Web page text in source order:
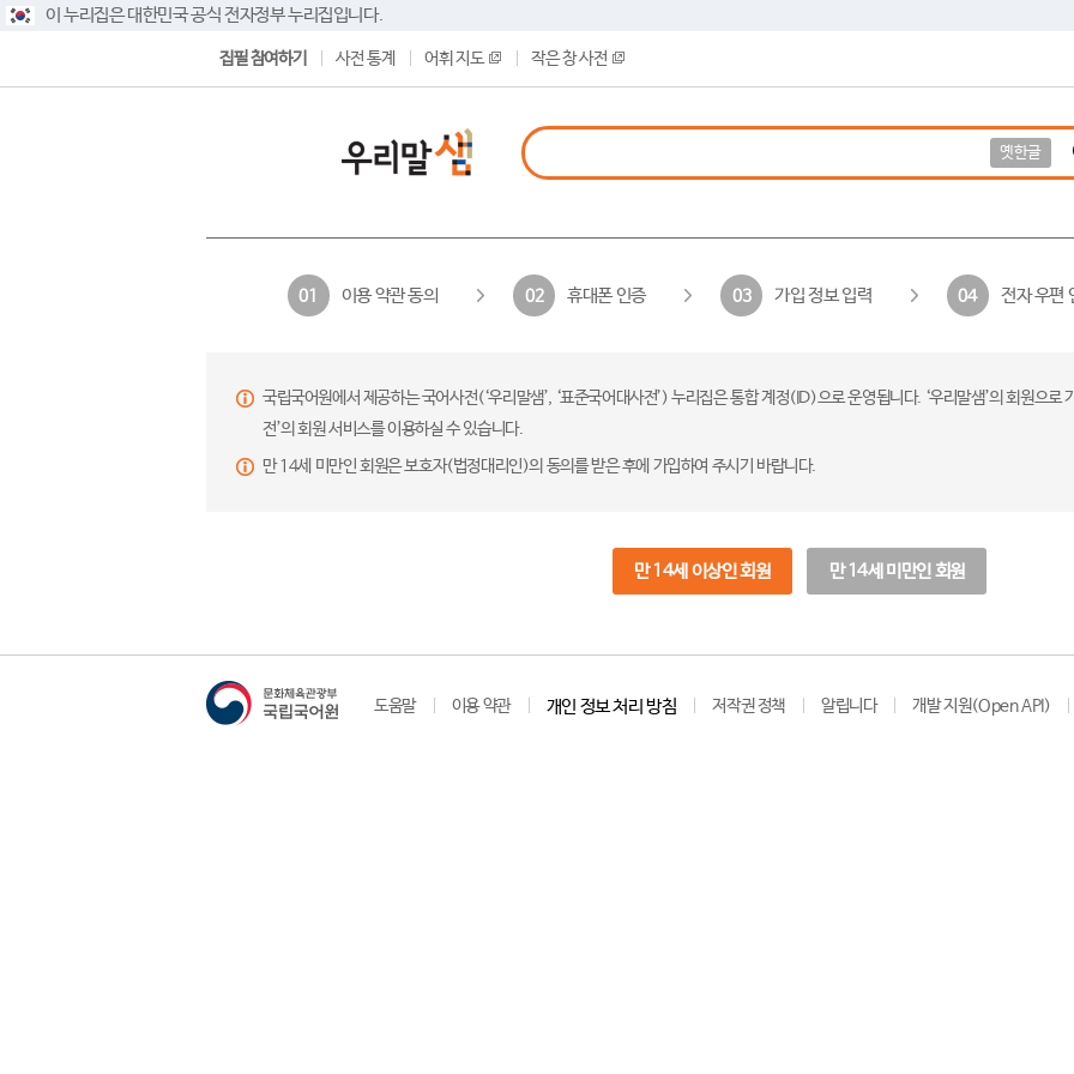
이 누리집은 대한민국 공식 전자정부 누리집입니다.
집필 참여하기 사전 통계 어휘 지도 작은 창 사전
옛한글
01 이용 약관 동의 02 휴대폰 인증 03 가입 정보 입력 04 전자 우편
국립국어원에서 제공하는 국어사전(‘우리말샘’, ‘표준국어대사전’) 누리집은 통합 계정(ID)으로 운영됩니다. ‘우리말샘’의 회원으
전’의 회원 서비스를 이용하실 수 있습니다.
만 14세 미만인 회원은 보호자(법정대리인)의 동의를 받은 후에 가입하여 주시기 바랍니다.
만 14세 이상인 회원 만 14세 미만인 회원
도움말 이용 약관 개인 정보 처리 방침 저작권 정책 알립니다 개발 지원(Open API)